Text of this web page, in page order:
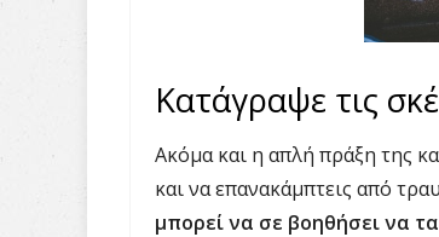
Κατάγραψε τις
Ακόμα και η απλή πράξη της
και να επανακάμπτεις από
μπορεί να σε βοηθήσει να